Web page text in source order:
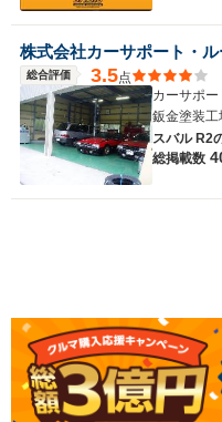
株式会社カーサポート・ル
総合評価 3.5点
カーサポ
鈑金塗装工
スバル R2
総掲載数